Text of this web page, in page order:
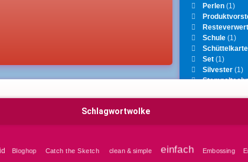
Perlen(1)
Schule(1)
Set(1)
Silvester(1)
Schlagwortwolke
Bloghop Catch the Sketch clean & simple einfach Embossing